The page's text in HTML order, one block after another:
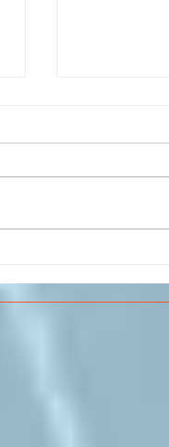
superiori